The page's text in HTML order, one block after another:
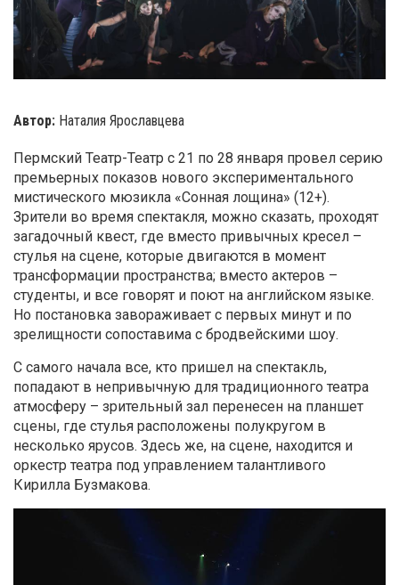
Автор: Наталия Ярославцева
Пермский Театр-Театр с 21 по 28 января провел серию
премьерных показов нового экспериментального
мистического мюзикла «Сонная лощина» (12+).
Зрители во время спектакля, можно сказать, проходят
загадочный квест, где вместо привычных кресел –
стулья на сцене, которые двигаются в момент
трансформации пространства; вместо актеров –
студенты, и все говорят и поют на английском языке.
Но постановка завораживает с первых минут и по
зрелищности сопоставима с бродвейскими шоу.
С самого начала все, кто пришел на спектакль,
попадают в непривычную для традиционного театра
атмосферу – зрительный зал перенесен на планшет
сцены, где стулья расположены полукругом в
несколько ярусов. Здесь же, на сцене, находится и
оркестр театра под управлением талантливого
Кирилла Бузмакова.